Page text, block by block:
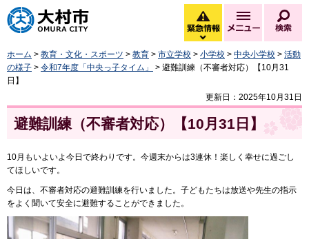
大村市
緊急情報
緊急情報を開く
メニュー
ホーム > 教育・文化・スポーツ > 教育 > 市立学校 > 小学校 > 中央小学校 > 活動
の様子 > 令和7年度「中央っ子タイム」
> 避難訓練（不審者対応）【10月31
日】
更新日：2025年10月31日
避難訓練（不審者対応）【10月31日】
10月もいよいよ今日で終わりです。今週末からは3連休！楽しく幸せに過ごし
てほしいです。
今日は、不審者対応の避難訓練を行いました。子どもたちは放送や先生の指示
をよく聞いて安全に避難することができました。